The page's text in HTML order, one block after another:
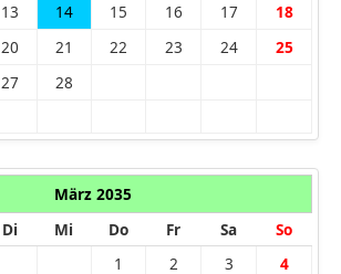
13 14 15 16 17 18
20 21 22 23 24 25
27 28
März 2035
Di Mi Do Fr Sa So
1 2 3 4